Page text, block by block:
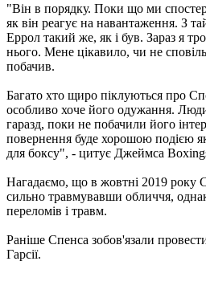
"Він в порядку. Поки що ми
як він реагує на навантаження. З
Еррол такий же, як і був. Зараз я
нього. Мене цікавило, чи не
побачив.
Багато хто щиро піклуються про
особливо хоче його одужання.
гаразд, поки не побачили його
повернення буде хорошою подією
для боксу", - цитує Джеймса
Нагадаємо, що в жовтні 2019
сильно травмувавши обличчя,
переломів і травм.
Раніше Спенса зобов'язали
Гарсії.